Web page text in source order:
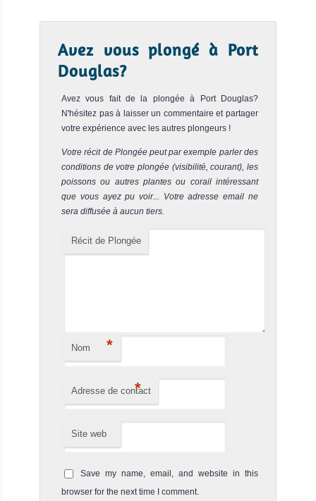
Avez vous plongé à Port
Douglas?
Avez vous fait de la plongée à Port Douglas?
N'hésitez pas à laisser un commentaire et partager
votre expérience avec les autres plongeurs !
Votre récit de Plongée peut par exemple parler des
conditions de votre plongée (visibilité, courant), les
poissons ou autres plantes ou corail intéressant
que vous ayez pu voir... Votre adresse email ne
sera diffusée à aucun tiers.
Récit de Plongée
Nom *
Adresse de contact
*
Site web
Save my name, email, and website in this
browser for the next time I comment.